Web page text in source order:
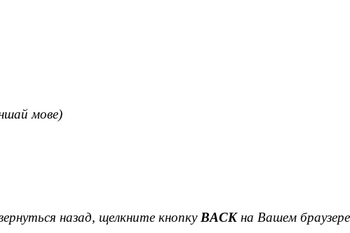
мове)
назад, щелкните кнопкуBACKна Вашем браузере